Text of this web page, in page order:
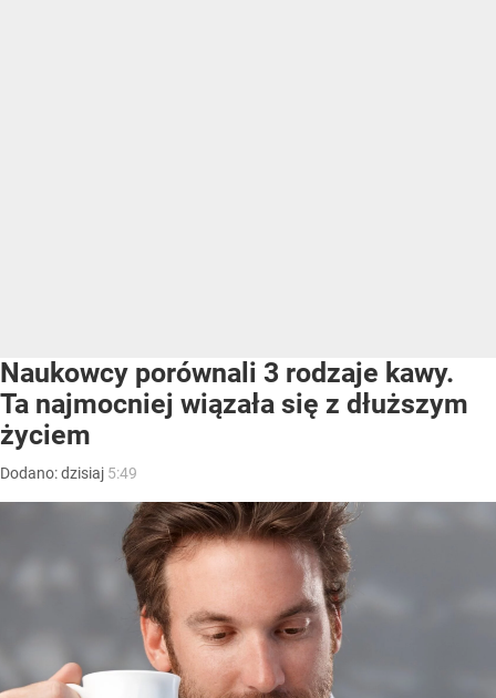
Naukowcy porównali 3 rodzaje kawy.
Ta najmocniej wiązała się z dłuższym
życiem
Dodano:dzisiaj 5:49